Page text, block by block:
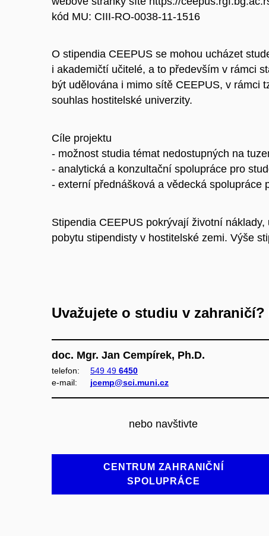
kód MU: CIII-RO-0038-11-1516
O stipendia CEEPUS se mohou ucházet
i akademičtí učitelé, a to především v rámci
být udělována i mimo sítě CEEPUS, v rámci
souhlas hostitelské univerzity.
Cíle projektu
- možnost studia témat nedostupných na
- analytická a konzultační spolupráce pro
- externí přednášková a vědecká spolupráce
Stipendia CEEPUS pokrývají životní
pobytu stipendisty v hostitelské zemi. Výše
Uvažujete o studiu v
doc. Mgr. Jan Cempírek, Ph.D.
telefon: 549 49 6450
e‑mail:
jcemp@sci.muni.cz
nebo navštivte
CENTRUM ZAHRANIČNÍ
SPOLUPRÁCE